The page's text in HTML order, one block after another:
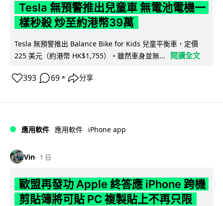
Tesla 無預警推出兒童車 無電池電機一
樣秒殺 炒至約港幣39萬
Tesla 無預警推出 Balance Bike for Kids 兒童平衡車，定價
225 美元（約港幣 HK$1,755）。雖然車身並無...
閱讀全文
393 69 ↗ 分享
應用軟件 應用軟件 iPhone app
Vin 1 日
歐盟再發功 Apple 終答應 iPhone 跨機
剪貼簿將可貼 PC 複製貼上不再只限